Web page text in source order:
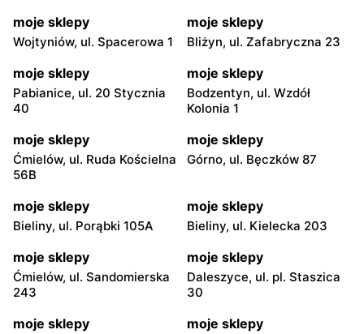
moje sklepy
Wojtyniów, ul. Spacerowa 1
moje sklepy
Bliżyn, ul. Zafabryczna 23
moje sklepy
Pabianice, ul. 20 Stycznia
40
moje sklepy
Bodzentyn, ul. Wzdół
Kolonia 1
moje sklepy
Ćmielów, ul. Ruda Kościelna
56B
moje sklepy
Górno, ul. Bęczków 87
moje sklepy
Bieliny, ul. Porąbki 105A
moje sklepy
Bieliny, ul. Kielecka 203
moje sklepy
Ćmielów, ul. Sandomierska
243
moje sklepy
Daleszyce, ul. pl. Staszica
30
moje sklepy moje sklepy